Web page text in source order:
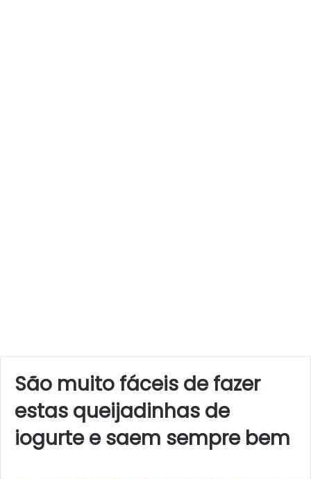
São muito fáceis de fazer
estas queijadinhas de
iogurte e saem sempre bem